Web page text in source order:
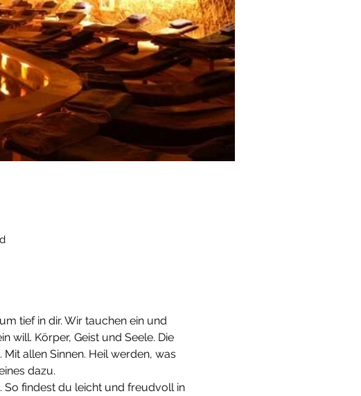
tief in dir. Wir tauchen ein und
will. Körper, Geist und Seele. Die
allen Sinnen. Heil werden, was
dazu.
So findest du leicht und freudvoll in